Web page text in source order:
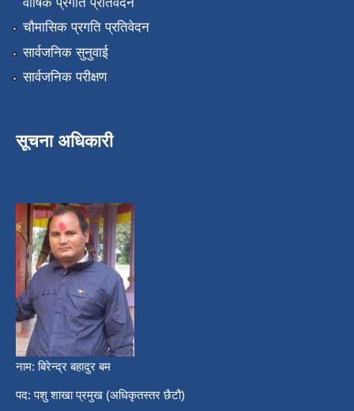
चौमासिक प्रगति प्रतिवेदन
सार्वजनिक सुनुवाई
सार्वजनिक परीक्षण
सूचना अधिकारी
नाम: बिरेन्द्र बहादुर बम
पद: पशु शाखा प्रमुख (अधिकृतस्तर छैटौ)